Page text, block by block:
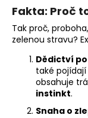
Fakta: Proč
Tak proč,
zelenou stravu?
Dědictví
také
obsahuje
instinkt.
Snaha o